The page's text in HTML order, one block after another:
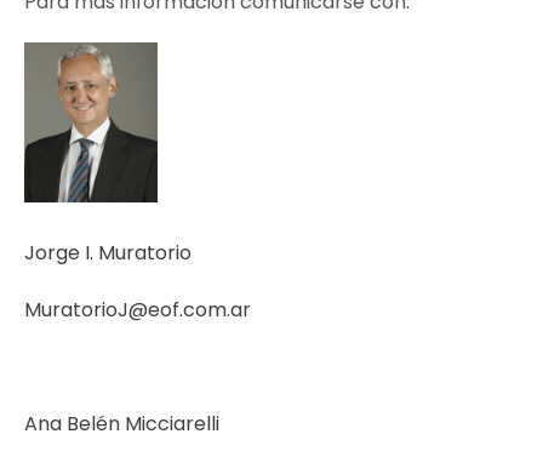
Jorge I. Muratorio
MuratorioJ@eof.com.ar
Ana Belén Micciarelli